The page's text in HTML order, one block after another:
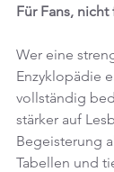
Für Fans,
Wer eine
Enzyklopädie
vollständig
stärker auf
Begeisterung
Tabellen und